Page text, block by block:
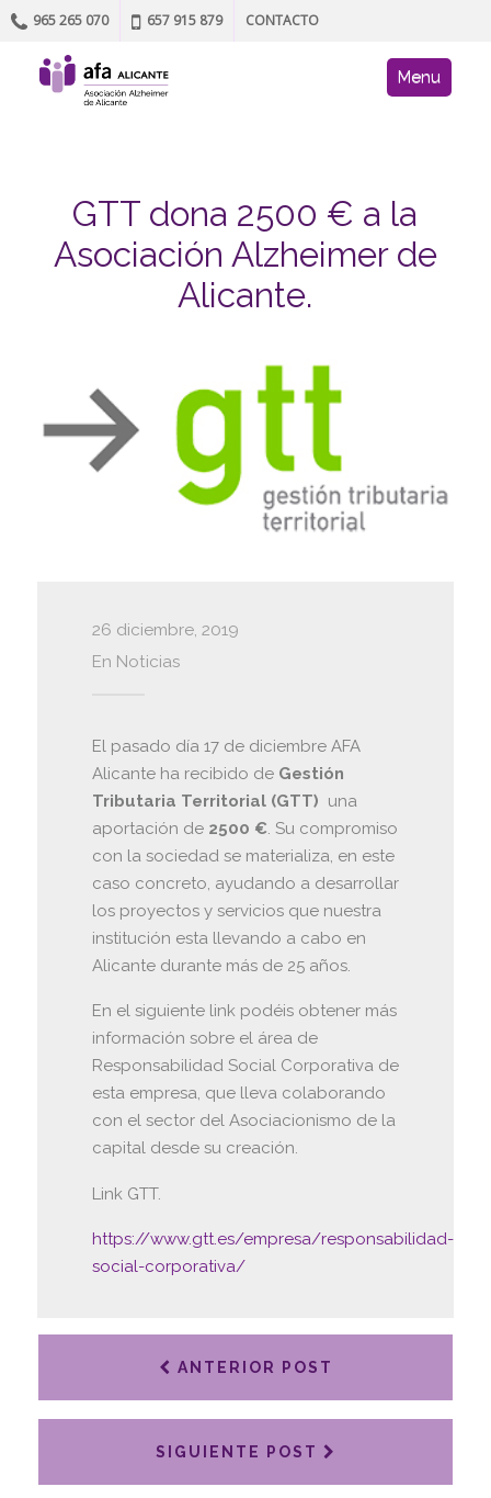
965 265 070 657 915 879 CONTACTO
AFA site
Skip to content
Menu
GTT dona 2500 € a la
Asociación Alzheimer de
Alicante.
26 diciembre, 2019
En Noticias
El pasado día 17 de diciembre AFA
Alicante ha recibido de Gestión
Tributaria Territorial (GTT) una
aportación de 2500 €. Su compromiso
con la sociedad se materializa, en este
caso concreto, ayudando a desarrollar
los proyectos y servicios que nuestra
institución esta llevando a cabo en
Alicante durante más de 25 años.
En el siguiente link podéis obtener más
información sobre el área de
Responsabilidad Social Corporativa de
esta empresa, que lleva colaborando
con el sector del Asociacionismo de la
capital desde su creación.
Link GTT.
https://www.gtt.es/empresa/responsabilidad-
social-corporativa/
ANTERIOR POST
SIGUIENTE POST